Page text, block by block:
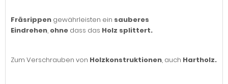
Fräsrippen gewährleisten ein sauberes
Eindrehen, ohne dass das Holz splittert.
Zum Verschrauben von Holzkonstruktionen, auch Hartholz.